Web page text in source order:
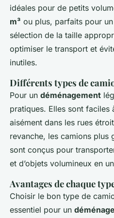
idéales pour de petits
m³ ou plus, parfaits pour
sélection de la taille
optimiser le transport et
inutiles.
Différents types de
Pour un déménagement
pratiques. Elles sont
aisément dans les rues
revanche, les camions plus
sont conçus pour
et d’objets volumineux en
Avantages de chaque
Choisir le bon type de
essentiel pour un